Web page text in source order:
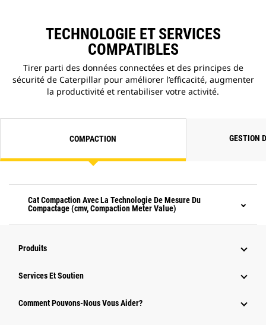
TECHNOLOGIE ET SERVICES
COMPATIBLES
Tirer parti des données connectées et des principes de
sécurité de Caterpillar pour améliorer l’efficacité, augmenter
la productivité et rentabiliser votre activité.
COMPACTION GESTION
Cat Compaction Avec La Technologie De Mesure Du
Compactage (cmv, Compaction Meter Value)
Produits
Services Et Soutien
Comment Pouvons-Nous Vous Aider?